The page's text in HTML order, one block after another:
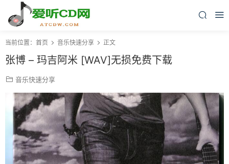
当前位置： 首页 音乐快速分享 正文
张博 – 玛吉阿米 [WAV]无损免费下载
音乐快速分享